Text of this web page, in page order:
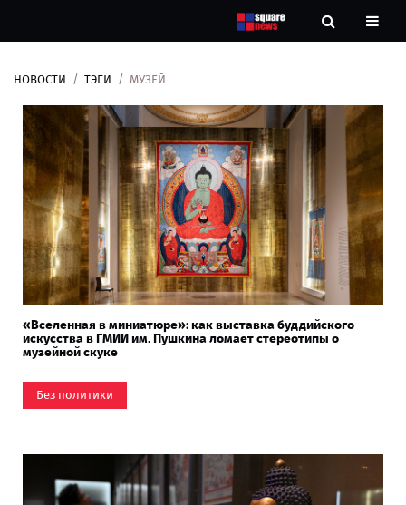
Рубрики
Контакты
нас
НОВОСТИ ТЭГИ МУЗЕЙ
«Вселенная в миниатюре»: как выставка буддийского
искусства в ГМИИ им. Пушкина ломает стереотипы о
музейной скуке
Без политики